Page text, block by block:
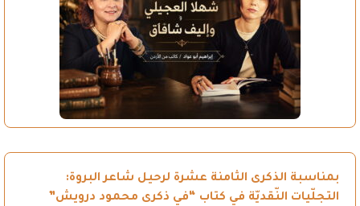
بمناسبة الذكرى الثامنة عشرة لرحيل شاعر البروة:
التجلّيات النّقديّة في كتاب “في ذكرى محمود درويش”